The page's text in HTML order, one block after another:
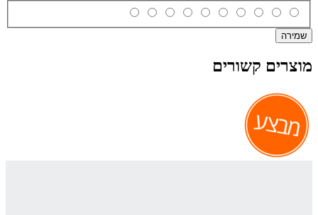
שמירה
מוצרים קשורים